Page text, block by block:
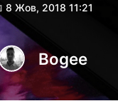
8 Жов, 2018 11:21
Bogee